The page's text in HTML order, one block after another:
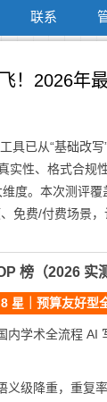
联系
！2026年
具已从“基础改
实性、格式合规
度。本次测评
免费/付费场景
榜（2026 实
星｜预算友好型
内学术全流程 AI
义级降重，重复